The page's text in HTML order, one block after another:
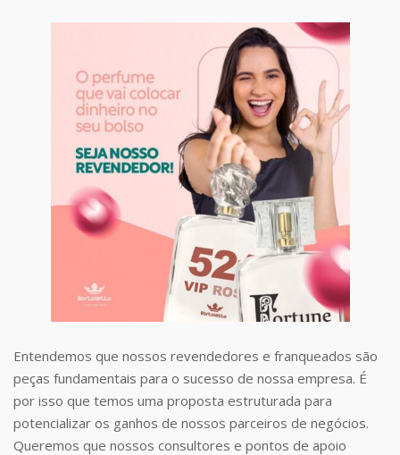
Entendemos que nossos revendedores e franqueados são
peças fundamentais para o sucesso de nossa empresa. É
por isso que temos uma proposta estruturada para
potencializar os ganhos de nossos parceiros de negócios.
Queremos que nossos consultores e pontos de apoio